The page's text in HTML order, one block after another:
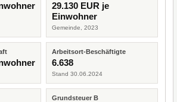
29.130 EUR je
Einwohner
Gemeinde, 2023
Arbeitsort-Beschäftigte
6.638
Stand 30.06.2024
Grundsteuer B